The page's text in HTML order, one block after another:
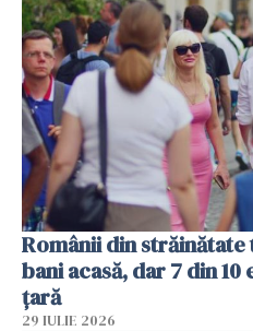
Românii din
bani acasă, dar 7 din
țară
29 IULIE 2026